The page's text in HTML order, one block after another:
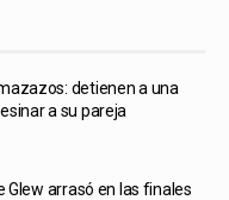
detienen a una
a su pareja
Glew arrasó en las finales